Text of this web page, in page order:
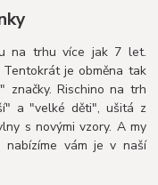
na trhu více jak 7 let.
je obměna tak
Rischino na trh
a "velké děti", ušitá z
s novými vzory. A my
nabízíme vám je v naší